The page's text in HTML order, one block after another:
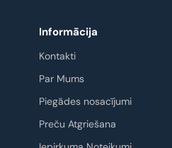
Informācija
Kontakti
Par Mums
Piegādes nosacījumi
Preču Atgriešana